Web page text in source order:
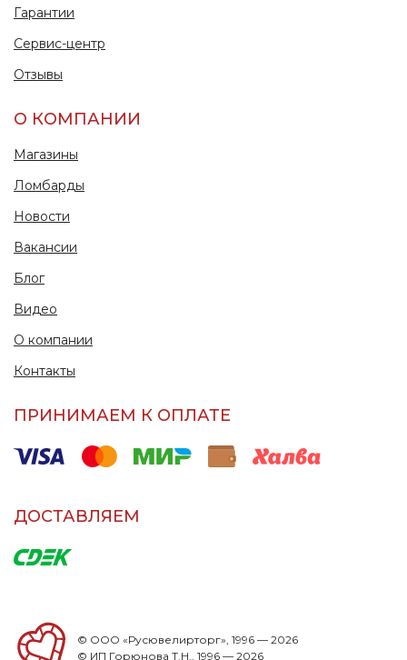
Гарантии
Сервис-центр
Отзывы
О КОМПАНИИ
Магазины
Ломбарды
Новости
Вакансии
Блог
Видео
О компании
Контакты
ПРИНИМАЕМ К ОПЛАТЕ
ДОСТАВЛЯЕМ
© ООО «Русювелирторг», 1996 — 2026
© ИП Горюнова Т.Н., 1996 — 2026